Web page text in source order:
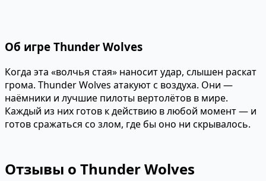
Об игре Thunder Wolves
Когда эта «волчья стая» наносит удар, слышен раскат
грома. Thunder Wolves атакуют с воздуха. Они —
наёмники и лучшие пилоты вертолётов в мире.
Каждый из них готов к действию в любой момент — и
готов сражаться со злом, где бы оно ни скрывалось.
Отзывы о Thunder Wolves